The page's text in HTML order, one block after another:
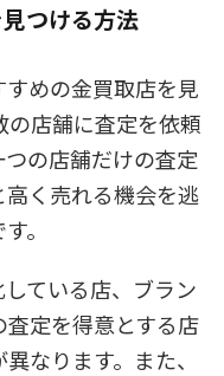
つける方法
めの金買取店を見
店舗に査定を依頼
の店舗だけの査定
く売れる機会を逃
。
ている店、ブラン
査定を得意とする店
なります。また、